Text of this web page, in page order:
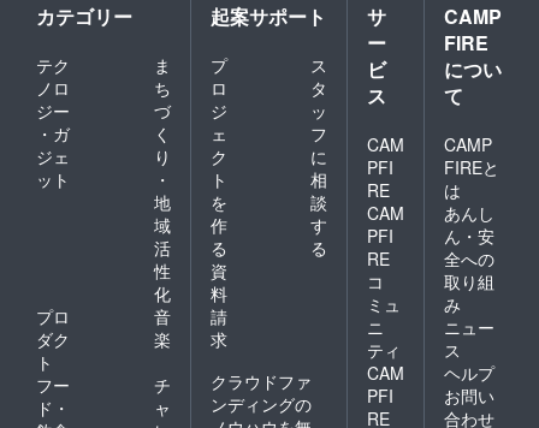
カテゴリー
テク
ノロ
ジー
・ガ
ジェ
ット
ま
ち
づ
く
り
・
地
域
活
性
化
プロ
ダク
ト
音
楽
フー
ド・
チ
ャ
起案サポート
プ
ロ
ジ
ェ
ク
ト
を
作
る
ス
タ
ッ
フ
に
相
談
す
る
資
料
請
求
クラウドファ
ンディングの
サ
ー
ビ
ス
CAM
PFI
RE
CAM
PFI
RE
コ
ミュ
ニ
ティ
CAM
PFI
RE
CAMP
FIRE
につい
て
CAMP
FIREと
は
あんし
ん・安
全への
取り組
み
ニュー
ス
ヘルプ
お問い
合わせ